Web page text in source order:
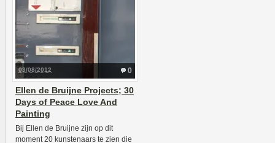
0
03/08/2012
Ellen de Bruijne Projects; 30
Days of Peace Love And
Painting
Bij Ellen de Bruijne zijn op dit
moment 20 kunstenaars te zien die